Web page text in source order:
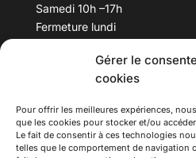
Gérer le
cookies
Pour offrir les meilleures expériences,
que les cookies pour stocker et/ou
Le fait de consentir à ces technologies
telles que le comportement de navigation
Samedi 10h –17h
Fermeture lundi
Téléphone : 04 78 53 06 40